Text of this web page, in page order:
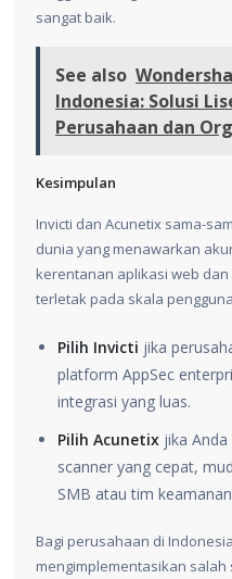
sangat baik.
See also
Indonesia: Solusi
Perusahaan dan
Kesimpulan
Invicti dan Acunetix sama-
dunia yang menawarkan
kerentanan aplikasi web
terletak pada skala
Pilih Invicti jika
platform AppSec
integrasi yang luas.
Pilih Acunetix jika
scanner yang cepat,
SMB atau tim
Bagi perusahaan di
mengimplementasikan